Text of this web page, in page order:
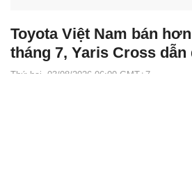
Nam
Toyota Việt Nam bán
tháng 7, Yaris Cross dẫn
Thứ hai, 03/08/2026 06:00 GMT+7